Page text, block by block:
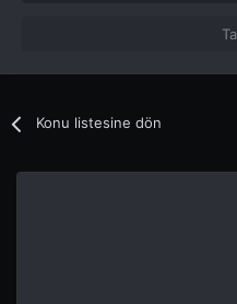
Konu listesine dön